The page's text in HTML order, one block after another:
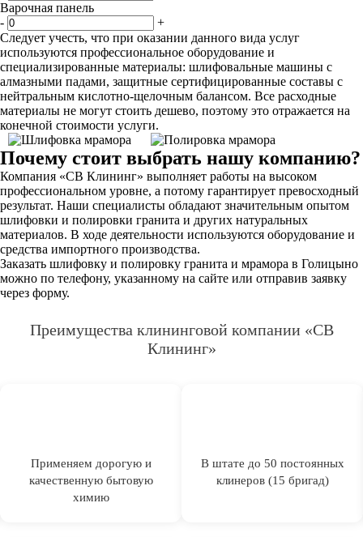
Варочная панель
-
+
Следует учесть, что при оказании данного вида услуг
используются профессиональное оборудование и
специализированные материалы: шлифовальные машины с
алмазными падами, защитные сертифицированные составы с
нейтральным кислотно-щелочным балансом. Все расходные
материалы не могут стоить дешево, поэтому это отражается на
конечной стоимости услуги.
Почему стоит выбрать нашу компанию?
Компания «СВ Клининг» выполняет работы на высоком
профессиональном уровне, а потому гарантирует превосходный
результат. Наши специалисты обладают значительным опытом
шлифовки и полировки гранита и других натуральных
материалов. В ходе деятельности используются оборудование и
средства импортного производства.
Заказать шлифовку и полировку гранита и мрамора в Голицыно
можно по телефону, указанному на сайте или отправив заявку
через форму.
Преимущества клининговой компании «СВ
Клининг»
Применяем дорогую и
качественную бытовую
химию
В штате до 50 постоянных
клинеров (15 бригад)